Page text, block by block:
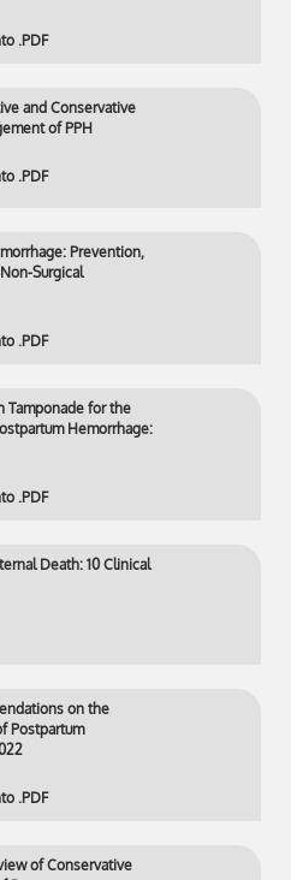
.PDF
and Conservative
of PPH
.PDF
Prevention,
Surgical
.PDF
Tamponade for the
Hemorrhage:
.PDF
Death: 10 Clinical
on the
Postpartum
.PDF
of Conservative